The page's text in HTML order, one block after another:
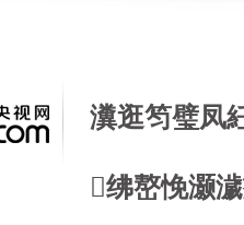
瀵逛笉璧凤
绋嶅悗灏